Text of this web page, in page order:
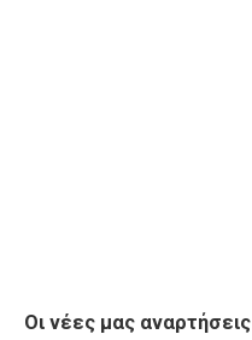
Οι νέες μας αναρτήσεις